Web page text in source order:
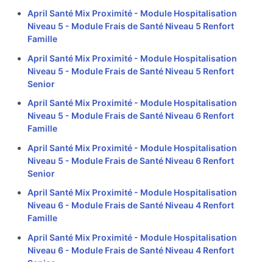
April Santé Mix Proximité - Module Hospitalisation
Niveau 5 - Module Frais de Santé Niveau 5 Renfort
Famille
April Santé Mix Proximité - Module Hospitalisation
Niveau 5 - Module Frais de Santé Niveau 5 Renfort
Senior
April Santé Mix Proximité - Module Hospitalisation
Niveau 5 - Module Frais de Santé Niveau 6 Renfort
Famille
April Santé Mix Proximité - Module Hospitalisation
Niveau 5 - Module Frais de Santé Niveau 6 Renfort
Senior
April Santé Mix Proximité - Module Hospitalisation
Niveau 6 - Module Frais de Santé Niveau 4 Renfort
Famille
April Santé Mix Proximité - Module Hospitalisation
Niveau 6 - Module Frais de Santé Niveau 4 Renfort